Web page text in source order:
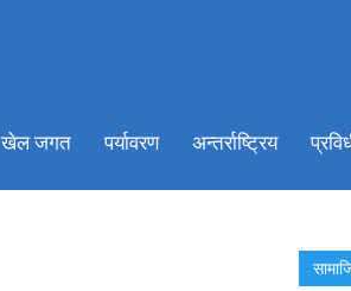
खेल जगत पर्यावरण अन्तर्राष्ट्रिय